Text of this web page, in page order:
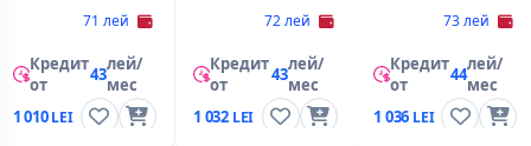
71 лей
Кредит
от
43лей/
мес
1 010
72 лей
Кредит
от
43лей/
мес
1 032
73 лей
Кредит
от
44лей/
мес
1 036